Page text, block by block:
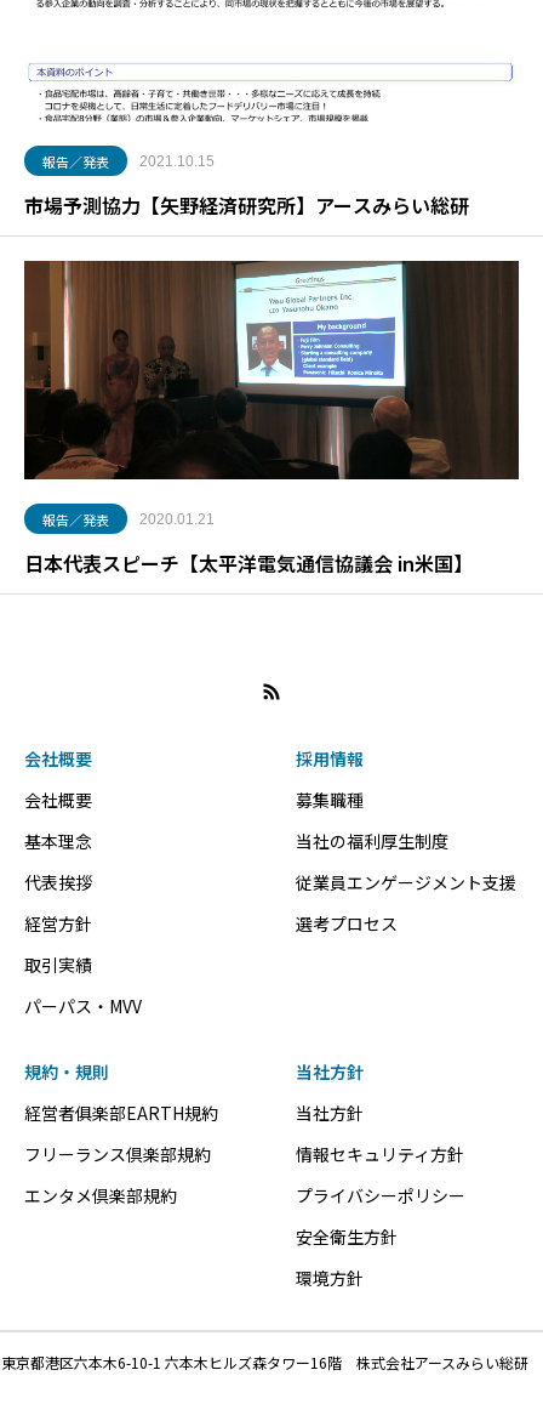
報告／発表 2021.10.15
市場予測協力【矢野経済研究所】アースみらい総研
報告／発表 2020.01.21
日本代表スピーチ【太平洋電気通信協議会 in米国】
会社概要
会社概要
基本理念
代表挨拶
経営方針
取引実績
パーパス・MVV
採用情報
募集職種
当社の福利厚生制度
従業員エンゲージメント支援
選考プロセス
規約・規則
経営者俱楽部EARTH規約
フリーランス倶楽部規約
エンタメ倶楽部規約
当社方針
当社方針
情報セキュリティ方針
プライバシーポリシー
安全衛生方針
環境方針
東京都港区六本木6-10-1 六本木ヒルズ森タワー16階 株式会社アースみらい総研